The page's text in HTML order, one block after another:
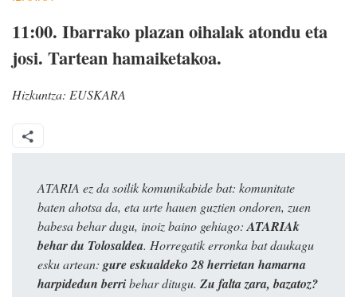
11:00. Ibarrako plazan oihalak atondu eta
josi. Tartean hamaiketakoa.
Hizkuntza: EUSKARA
ATARIA ez da soilik komunikabide bat: komunitate
baten ahotsa da, eta urte hauen guztien ondoren, zuen
babesa behar dugu, inoiz baino gehiago: ATARIAk
behar du Tolosaldea. Horregatik erronka bat daukagu
esku artean: gure eskualdeko 28 herrietan hamarna
harpidedun berribehar ditugu. Zu falta zara, bazatoz?